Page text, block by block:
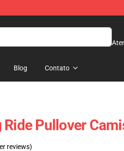
Blog Contato
Ride Pullover
reviews)